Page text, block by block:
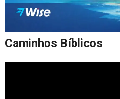
Caminhos Bíblicos